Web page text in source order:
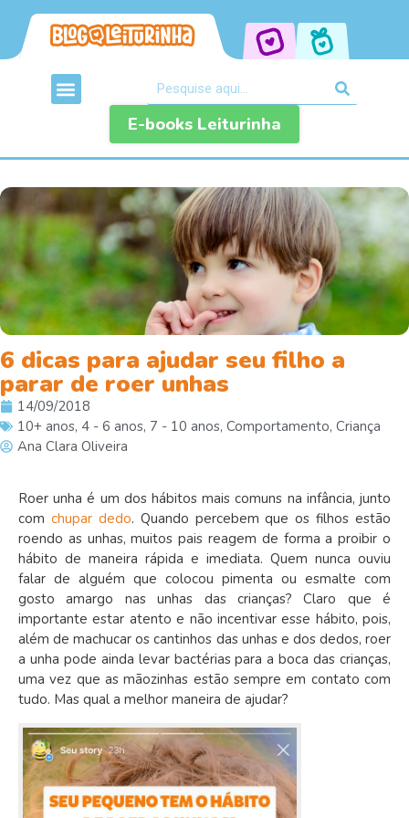
E-books Leiturinha
6 dicas para ajudar seu filho a
parar de roer unhas
14/09/2018
10+ anos, 4 - 6 anos, 7 - 10 anos, Comportamento, Criança
Ana Clara Oliveira
Roer unha é um dos hábitos mais comuns na infância, junto
com chupar dedo. Quando percebem que os filhos estão
roendo as unhas, muitos pais reagem de forma a proibir o
hábito de maneira rápida e imediata. Quem nunca ouviu
falar de alguém que colocou pimenta ou esmalte com
gosto amargo nas unhas das crianças? Claro que é
importante estar atento e não incentivar esse hábito, pois,
além de machucar os cantinhos das unhas e dos dedos, roer
a unha pode ainda levar bactérias para a boca das crianças,
uma vez que as mãozinhas estão sempre em contato com
tudo. Mas qual a melhor maneira de ajudar?